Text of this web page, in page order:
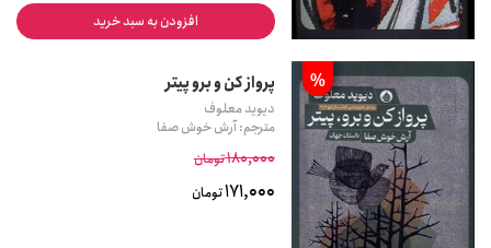
افزودن به سبد خرید
% پرواز کن و برو پیتر
دیوید معلوف
مترجم: آرش خوش صفا
180,000تومان
171,000تومان